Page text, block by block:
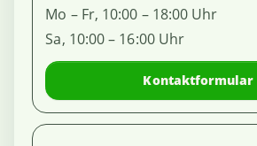
Mo – Fr, 10:00 – 18:00 Uhr
Sa, 10:00 – 16:00 Uhr
Kontaktformular